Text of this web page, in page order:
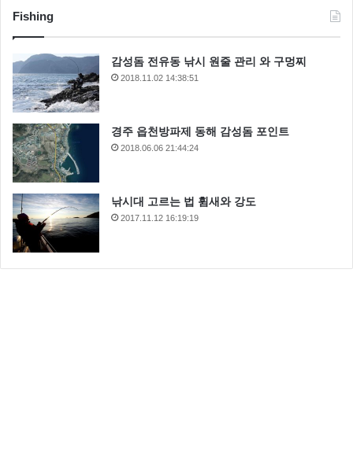
Fishing
감성돔 전유동 낚시 원줄 관리 와 구멍찌
2018.11.02 14:38:51
경주 읍천방파제 동해 감성돔 포인트
2018.06.06 21:44:24
낚시대 고르는 법 휨새와 강도
2017.11.12 16:19:19